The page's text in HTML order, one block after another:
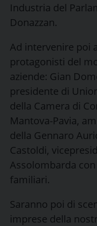
Industria del
Donazzan.
Ad intervenire poi
protagonisti del
aziende: Gian
presidente di
della Camera di
Mantova-Pavia,
della Gennaro
Castoldi,
Assolombarda
familiari.
Saranno poi di
imprese della